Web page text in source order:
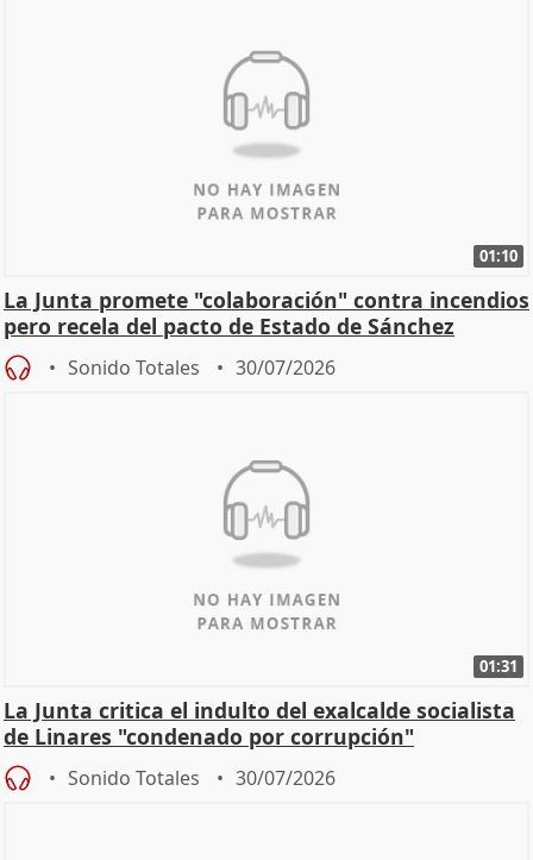
01:10
La Junta promete "colaboración" contra incendios
pero recela del pacto de Estado de Sánchez
Sonido Totales 30/07/2026
01:31
La Junta critica el indulto del exalcalde socialista
de Linares "condenado por corrupción"
Sonido Totales 30/07/2026